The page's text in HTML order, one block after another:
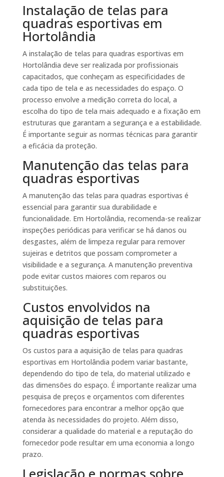
Instalação de telas para
quadras esportivas em
Hortolândia
A instalação de telas para quadras esportivas em
Hortolândia deve ser realizada por profissionais
capacitados, que conheçam as especificidades de
cada tipo de tela e as necessidades do espaço. O
processo envolve a medição correta do local, a
escolha do tipo de tela mais adequado e a fixação em
estruturas que garantam a segurança e a estabilidade.
É importante seguir as normas técnicas para garantir
a eficácia da proteção.
Manutenção das telas para
quadras esportivas
A manutenção das telas para quadras esportivas é
essencial para garantir sua durabilidade e
funcionalidade. Em Hortolândia, recomenda-se realizar
inspeções periódicas para verificar se há danos ou
desgastes, além de limpeza regular para remover
sujeiras e detritos que possam comprometer a
visibilidade e a segurança. A manutenção preventiva
pode evitar custos maiores com reparos ou
substituições.
Custos envolvidos na
aquisição de telas para
quadras esportivas
Os custos para a aquisição de telas para quadras
esportivas em Hortolândia podem variar bastante,
dependendo do tipo de tela, do material utilizado e
das dimensões do espaço. É importante realizar uma
pesquisa de preços e orçamentos com diferentes
fornecedores para encontrar a melhor opção que
atenda às necessidades do projeto. Além disso,
considerar a qualidade do material e a reputação do
fornecedor pode resultar em uma economia a longo
prazo.